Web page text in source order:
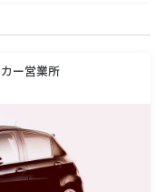
ー営業所